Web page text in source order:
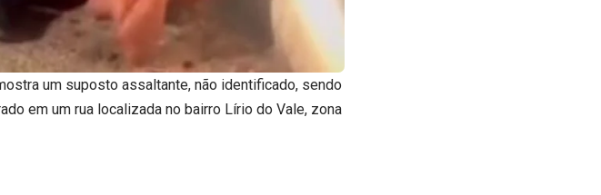
um suposto assaltante, não identificado, sendo
em um rua localizada no bairro Lírio do Vale, zona